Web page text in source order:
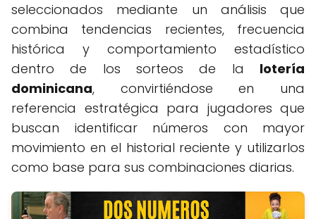
seleccionados mediante un análisis que
combina tendencias recientes, frecuencia
histórica y comportamiento estadístico
dentro de los sorteos de la lotería
dominicana, convirtiéndose en una
referencia estratégica para jugadores que
buscan identificar números con mayor
movimiento en el historial reciente y utilizarlos
como base para sus combinaciones diarias.